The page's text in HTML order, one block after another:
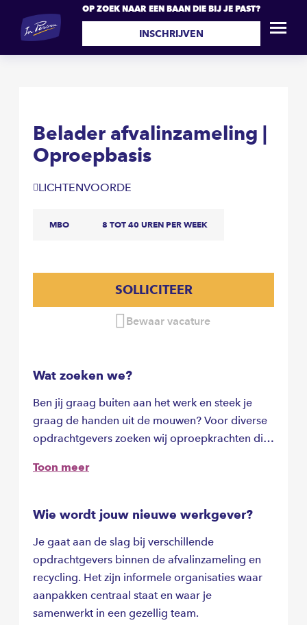
OP ZOEK NAAR EEN BAAN DIE BIJ JE PAST?
INSCHRIJVEN
Belader afvalinzameling |
Oproepbasis
LICHTENVOORDE
MBO 8 TOT 40 UREN PER WEEK
SOLLICITEER
Bewaar vacature
Wat zoeken we?
Ben jij graag buiten aan het werk en steek je
graag de handen uit de mouwen? Voor diverse
opdrachtgevers zoeken wij oproepkrachten die
flexibel dagwerk: de ene keer rijd je mee op
inzamelroutes.
je wanneer er werk beschikbaar is, vaak al voor
de volgende werkdag. Ideaal als je flexibel
beschikbaar bent en graag afwisselend werk
doet.
Toon meer
Wie wordt jouw nieuwe werkgever?
Je gaat aan de slag bij verschillende
opdrachtgevers binnen de afvalinzameling en
recycling. Het zijn informele organisaties waar
aanpakken centraal staat en waar je
samenwerkt in een gezellig team.
Belader afvalinzameling |
Oproepbasis
SOLLICITEER